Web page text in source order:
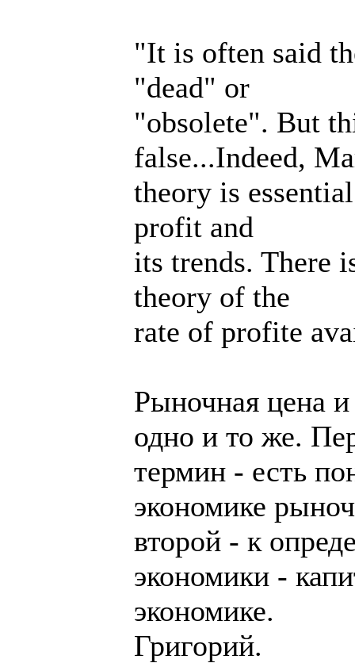
"It is often said
"dead" or
"obsolete". But
false...Indeed,
theory is
profit and
its trends. There
theory of the
rate of profite
Рыночная цена и
одно и то же.
термин - есть
экономике
второй - к
экономики -
экономике.
Григорий.